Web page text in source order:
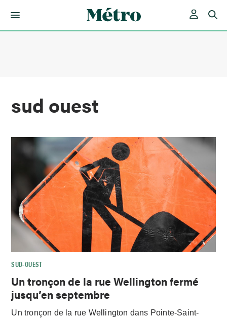
sud ouest
SUD-OUEST
Un tronçon de la rue Wellington fermé
jusqu’en septembre
Un tronçon de la rue Wellington dans Pointe-Saint-